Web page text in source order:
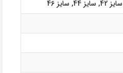
سایز 42 , سایز 44 , سایز 46